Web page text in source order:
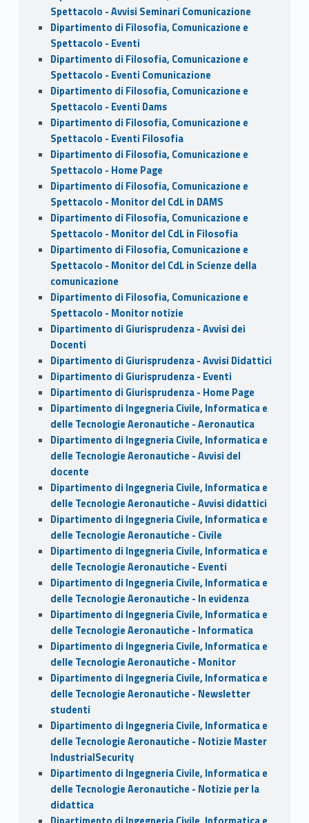
Spettacolo - Avvisi Seminari Comunicazione
Dipartimento di Filosofia, Comunicazione e
Spettacolo - Eventi
Dipartimento di Filosofia, Comunicazione e
Spettacolo - Eventi Comunicazione
Dipartimento di Filosofia, Comunicazione e
Spettacolo - Eventi Dams
Dipartimento di Filosofia, Comunicazione e
Spettacolo - Eventi Filosofia
Dipartimento di Filosofia, Comunicazione e
Spettacolo - Home Page
Dipartimento di Filosofia, Comunicazione e
Spettacolo - Monitor del CdL in DAMS
Dipartimento di Filosofia, Comunicazione e
Spettacolo - Monitor del CdL in Filosofia
Dipartimento di Filosofia, Comunicazione e
Spettacolo - Monitor del CdL in Scienze della
comunicazione
Dipartimento di Filosofia, Comunicazione e
Spettacolo - Monitor notizie
Dipartimento di Giurisprudenza - Avvisi dei
Docenti
Dipartimento di Giurisprudenza - Avvisi Didattici
Dipartimento di Giurisprudenza - Eventi
Dipartimento di Giurisprudenza - Home Page
Dipartimento di Ingegneria Civile, Informatica e
delle Tecnologie Aeronautiche - Aeronautica
Dipartimento di Ingegneria Civile, Informatica e
delle Tecnologie Aeronautiche - Avvisi del
docente
Dipartimento di Ingegneria Civile, Informatica e
delle Tecnologie Aeronautiche - Avvisi didattici
Dipartimento di Ingegneria Civile, Informatica e
delle Tecnologie Aeronautiche - Civile
Dipartimento di Ingegneria Civile, Informatica e
delle Tecnologie Aeronautiche - Eventi
Dipartimento di Ingegneria Civile, Informatica e
delle Tecnologie Aeronautiche - In evidenza
Dipartimento di Ingegneria Civile, Informatica e
delle Tecnologie Aeronautiche - Informatica
Dipartimento di Ingegneria Civile, Informatica e
delle Tecnologie Aeronautiche - Monitor
Dipartimento di Ingegneria Civile, Informatica e
delle Tecnologie Aeronautiche - Newsletter
studenti
Dipartimento di Ingegneria Civile, Informatica e
delle Tecnologie Aeronautiche - Notizie Master
IndustrialSecurity
Dipartimento di Ingegneria Civile, Informatica e
delle Tecnologie Aeronautiche - Notizie per la
didattica